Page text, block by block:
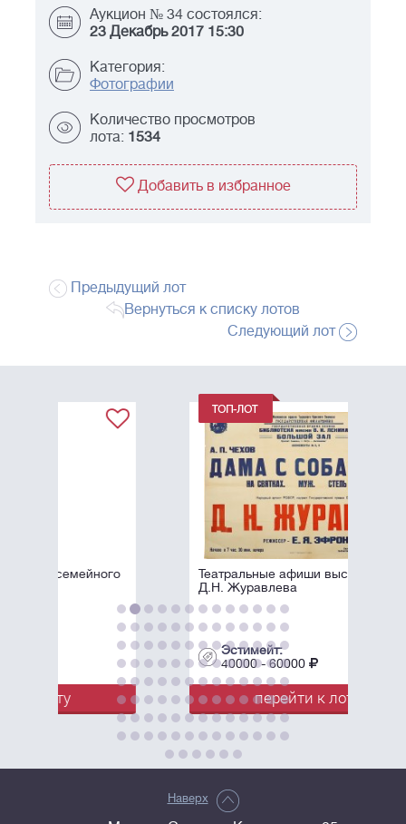
Аукцион № 34 состоялся:
23 Декабрь 2017 15:30
Категория:
Фотографии
Количество просмотров
лота: 1534
Добавить в избранное
Предыдущий лот
Вернуться к списку лотов
Следующий лот
Театральные афиши выступлений
Д.Н. Журавлева
Эстимейт:
40000 - 60000
перейти к лоту
Наверх